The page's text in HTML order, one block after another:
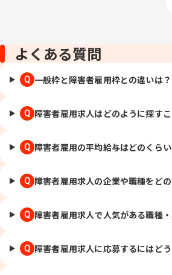
よくある質問
Q 一般枠と障害者雇用枠との違いは？
Q 障害者雇用求人はどのように探す
Q 障害者雇用の平均給与はどのくら
Q 障害者雇用求人の企業や職種をど
Q 障害者雇用求人で人気がある職種
Q 障害者雇用求人に応募するにはど